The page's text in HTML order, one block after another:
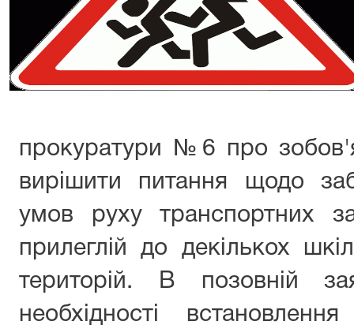
прокуратури №6 про
вирішити питання щодо
умов руху транспортних
прилеглій до декількох
територій. В позовній
необхідності